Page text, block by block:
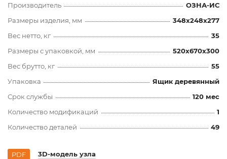
Производитель
ОЗНА-ИС
Размеры изделия, мм
348x248x277
Вес нетто, кг
35
Размеры с упаковкой, мм
520x670x300
Вес брутто, кг
55
Упаковка
Ящик деревянный
Срок службы
120 мес
Количество модификаций
1
Количество деталей
49
PDF 3D-модель узла